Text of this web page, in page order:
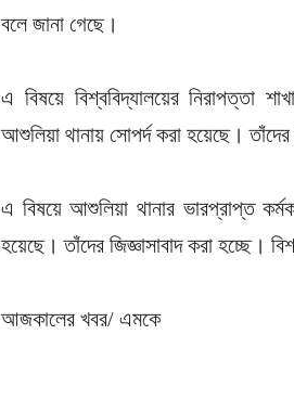
বলে জানা গেছে।
এ বিষয়ে বিশ্ববিদ্যালয়ের নিরাপত্তা
আশুলিয়া থানায় সোপর্দ করা হয়েছে।
এ বিষয়ে আশুলিয়া থানার ভারপ্রাপ্ত
হয়েছে। তাঁদের জিজ্ঞাসাবাদ করা হচ্ছে।
আজকালের খবর/ এমকে